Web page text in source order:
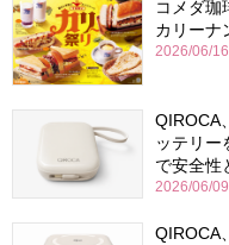
コメダ
カリーナ
2026/06/
QIROCA
ッテリ
で安全性
2026/06/
QIROCA